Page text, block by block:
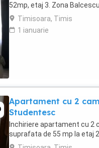
52mp, etaj 3. Zona
Timisoara, Timis
1 ianuarie
Apartament cu 2
Studentesc
Inchiriere apartament cu 2
suprafata de 55 mp la etaj